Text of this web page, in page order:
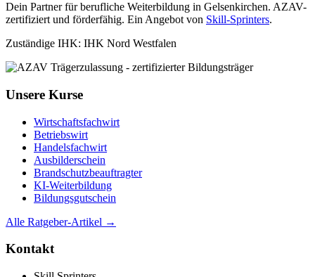
Dein Partner für berufliche Weiterbildung in Gelsenkirchen. AZAV-
zertifiziert und förderfähig. Ein Angebot von Skill-Sprinters.
Zuständige IHK: IHK Nord Westfalen
Unsere Kurse
Wirtschaftsfachwirt
Betriebswirt
Handelsfachwirt
Ausbilderschein
Brandschutzbeauftragter
KI-Weiterbildung
Bildungsgutschein
Alle Ratgeber-Artikel →
Kontakt